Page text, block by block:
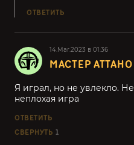
ОТВЕТИТЬ
14.Mar.2023 в 01:36
МАСТЕР АТТАНО
Я играл, но не увлекло.
неплохая игра
ОТВЕТИТЬ
СВЕРНУТЬ 1